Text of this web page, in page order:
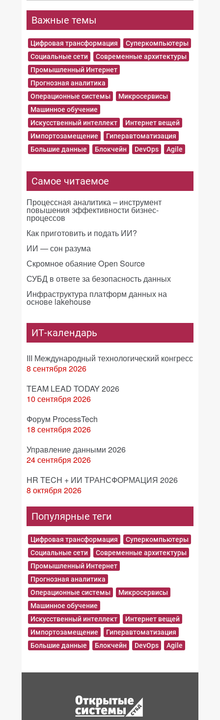
Важные темы
Цифровая трансформация
Суперкомпьютеры
Социальные сети
Современные архитектуры
Промышленный Интернет
Прогнозная аналитика
Операционные системы
Микросервисы
Машинное обучение
Искусственный интеллект
Интернет вещей
Импортозамещение
Гиперавтоматизация
Большие данные
Блокчейн DevOps Agile
Самое читаемое
Процессная аналитика – инструмент
повышения эффективности бизнес-
процессов
Как приготовить и подать ИИ?
ИИ — сон разума
Скромное обаяние Open Source
СУБД в ответе за безопасность данных
Инфраструктура платформ данных на
основе lakehouse
ИТ-календарь
III Международный технологический конгресс
8 сентября 2026
TEAM LEAD TODAY 2026
10 сентября 2026
Форум ProcessTech
18 сентября 2026
Управление данными 2026
24 сентября 2026
HR TECH + ИИ ТРАНСФОРМАЦИЯ 2026
8 октября 2026
Популярные теги
Цифровая трансформация
Суперкомпьютеры
Социальные сети
Современные архитектуры
Промышленный Интернет
Прогнозная аналитика
Операционные системы
Микросервисы
Машинное обучение
Искусственный интеллект
Интернет вещей
Импортозамещение
Гиперавтоматизация
Большие данные
Блокчейн DevOps Agile